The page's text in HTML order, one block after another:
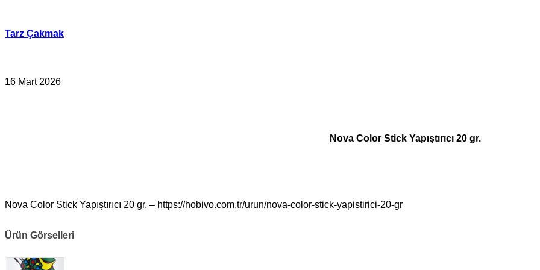
Tarz Çakmak
16 Mart 2026
Nova Color Stick Yapıştırıcı 20 gr.
Nova Color Stick Yapıştırıcı 20 gr. – https://hobivo.com.tr/urun/nova-color-stick-yapistirici-20-gr
Ürün Görselleri